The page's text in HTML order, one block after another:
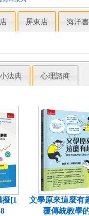
屏東店 海洋
法典 心理諮商
擬[1
文學原來這麼有
覆傳統教學